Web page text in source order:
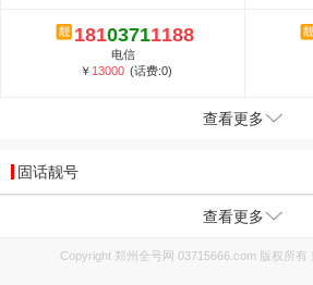
18103711188
电信
￥ 13000 (话费:0)
查看更多
固话靓号
查看更多
Copyright 郑州全号网 03715666.com 版权所有